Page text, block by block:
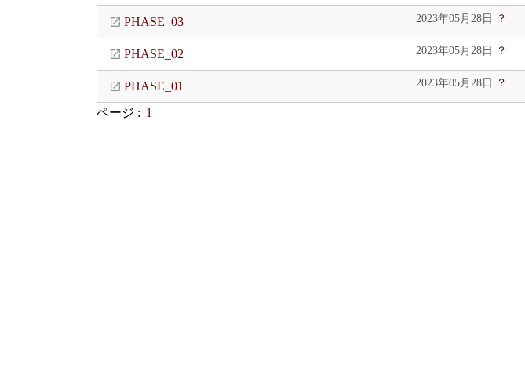
PHASE_03 2023年05月28日 ？
PHASE_02 2023年05月28日 ？
PHASE_01 2023年05月28日 ？
ページ : 1